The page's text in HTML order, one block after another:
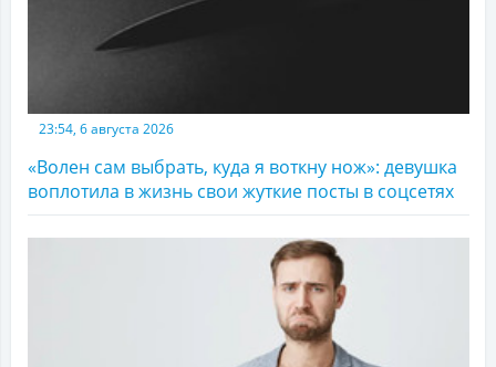
23:54, 6 августа 2026
«Волен сам выбрать, куда я воткну нож»: девушка
воплотила в жизнь свои жуткие посты в соцсетях